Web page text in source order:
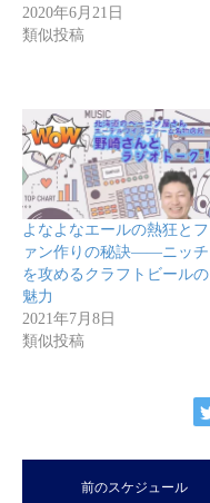
2020年6月21日
類似投稿
よなよなエールの熱狂とフ
ァン作りの秘訣――ニッチ
を攻めるクラフトビールの
魅力
2021年7月8日
類似投稿
前のスケジュール